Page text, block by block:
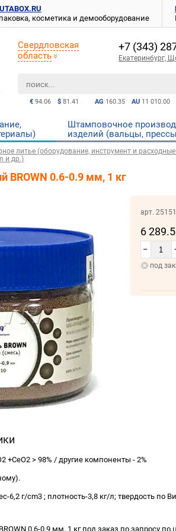
косметика и демооборудование
AG 160.35 AU 11 010.00
€ 94.06 $ 81.41
Свердловская
область
+7 (343)
Екатеринбург,
Штамповочное
изделий (вальцы,
литье (оборудование, инструмент и
и др.)
BROWN 0.6-0.9 мм, 1 кг
арт.
6
–
под
+CeO2 > 98% / другие компоненты - 2%
6,2 г/cm3 ; плотность-3,8 кг/л; твердость по
0.6-0.9 мм, 1 кг под заказ по запросу по